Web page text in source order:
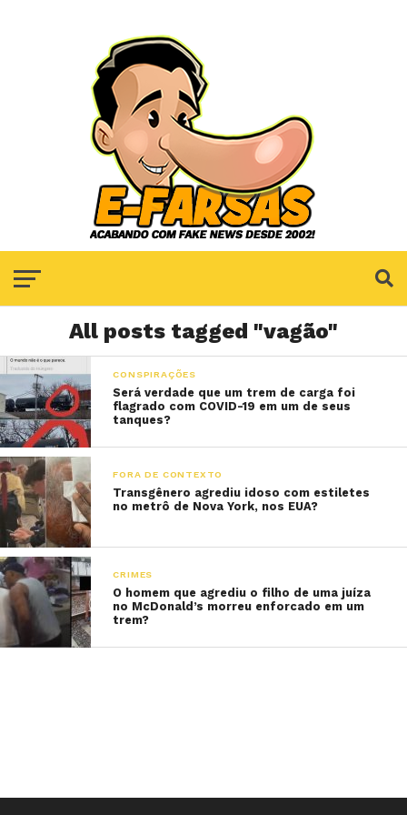
All posts tagged "vagão"
CONSPIRAÇÕES
Será verdade que um trem de carga foi
flagrado com COVID-19 em um de seus
tanques?
FORA DE CONTEXTO
Transgênero agrediu idoso com estiletes
no metrô de Nova York, nos EUA?
CRIMES
O homem que agrediu o filho de uma juíza
no McDonald’s morreu enforcado em um
trem?